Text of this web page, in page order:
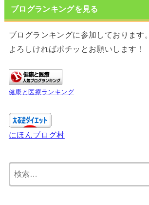
ブログランキングを見る
ブログランキングに参加しております。
よろしければポチッとお願いします！
健康と医療ランキング
にほんブログ村
索: